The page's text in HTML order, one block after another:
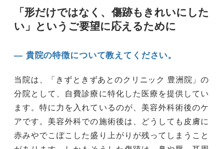
「形だけではなく、傷跡もきれいにした
い」というご要望に応えるために
― 貴院の特徴について教えてください。
当院は、「きずときずあとのクリニック 豊洲院」の
分院として、自費診療に特化した医療を提供してい
ます。特に力を入れているのが、美容外科術後のケ
アです。美容外科での施術後は、どうしても皮膚に
赤みやでこぼこした盛り上がりが残ってしまうこと